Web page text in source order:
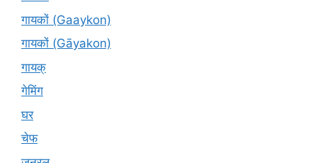
गायकों (Gaaykon)
गायकों (Gāyakon)
गायक्
गेमिंग
घर
चेफ